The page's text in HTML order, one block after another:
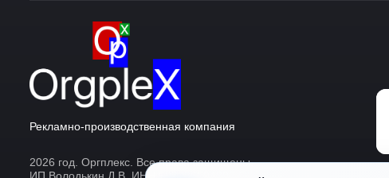
Рекламно-производственная компания
2026 год. Оргплекс. Все права защищены.
ИП Володькин Д.В. ИНН 502726594802 ОГРНИП